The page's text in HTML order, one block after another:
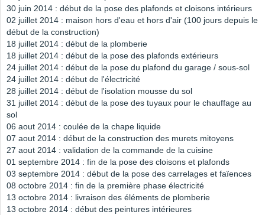
30 juin 2014 : début de la pose des plafonds et cloisons intérieurs
02 juillet 2014 : maison hors d'eau et hors d'air (100 jours depuis le
début de la construction)
18 juillet 2014 : début de la plomberie
18 juillet 2014 : début de la pose des plafonds extérieurs
24 juillet 2014 : début de la pose du plafond du garage / sous-sol
24 juillet 2014 : début de l'électricité
28 juillet 2014 : début de l'isolation mousse du sol
31 juillet 2014 : début de la pose des tuyaux pour le chauffage au
sol
06 aout 2014 : coulée de la chape liquide
07 aout 2014 : début de la construction des murets mitoyens
27 aout 2014 : validation de la commande de la cuisine
01 septembre 2014 : fin de la pose des cloisons et plafonds
03 septembre 2014 : début de la pose des carrelages et faïences
08 octobre 2014 : fin de la première phase électricité
13 octobre 2014 : livraison des éléments de plomberie
13 octobre 2014 : début des peintures intérieures